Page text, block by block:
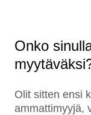
Onko
Olit sitten ensi
ammattimyyjä,